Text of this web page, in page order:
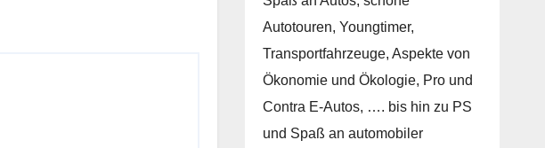
Autotouren, Youngtimer,
Transportfahrzeuge, Aspekte von
Ökonomie und Ökologie, Pro und
Contra E-Autos, …. bis hin zu PS
und Spaß an automobiler